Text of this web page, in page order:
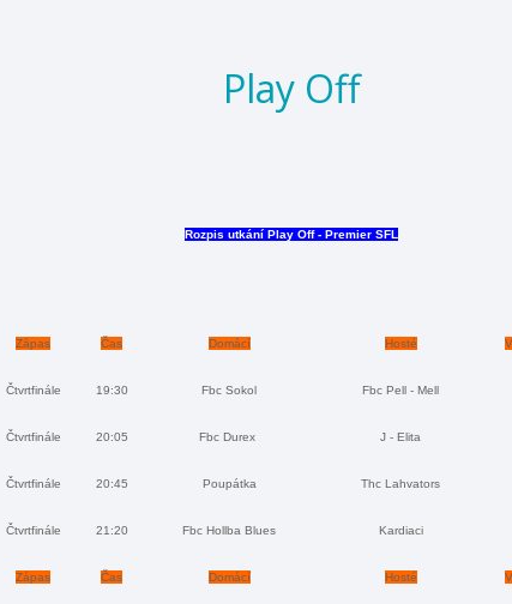
Play Off
Rozpis utkání Play Off - Premier SFL
Zápas Čas Domácí Hosté
Čtvrtfinále 19:30 Fbc Sokol Fbc Pell - Mell
Čtvrtfinále 20:05 Fbc Durex J - Elita
Čtvrtfinále 20:45 Poupátka Thc Lahvators
Čtvrtfinále 21:20 Fbc Hollba Blues Kardiaci
Zápas Čas Domácí Hosté